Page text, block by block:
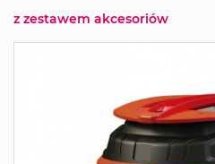
z zestawem akcesoriów